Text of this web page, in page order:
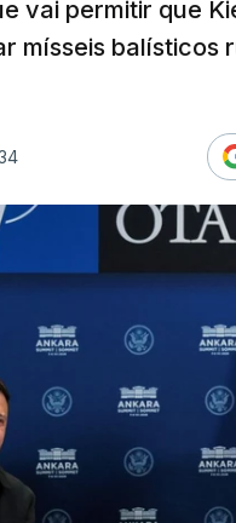
vai permitir que
mísseis balísticos